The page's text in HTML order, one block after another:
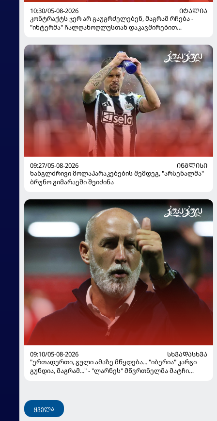
10:30/05-08-2026
ᲘᲢᲐᲚᲘᲐ
კონტრაქტს ჯერ არ გაუგრძელებენ, მაგრამ რჩება -
"ინტერმა" ჩალღანოღლუსთან დაკავშირებით
09:27/05-08-2026
ᲘᲜᲒᲚᲘᲡᲘ
ხანგლძრივი მოლაპარაკებების შემდეგ, "არსენალმა"
ბრუნო გიმარაეში შეიძინა
09:10/05-08-2026
ᲡᲮᲕᲐᲓᲐᲡᲮᲕᲐ
"ერთადერთი, გული ამაზე მწყდება... "იბერია" კარგი
გუნდია, მაგრამ..." - "ლარნეს" მწვრთნელმა მატჩი
ყველა